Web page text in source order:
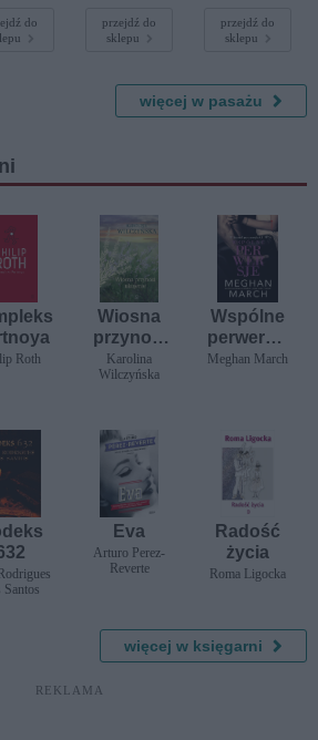
do
Złote serce
przejdź do
sklepu
magnetyczn
cm
przejdź do
sklepu
więcej w pasażu
Roth
Wiosna
przynosi
ukojenie
Karolina
Wilczyńska
Wspólne
perwersje
(Kasa i
Meghan March
Santos
Eva
Arturo Perez-
Reverte
Radość
życia
Roma Ligocka
więcej w księgarni
REKLAMA